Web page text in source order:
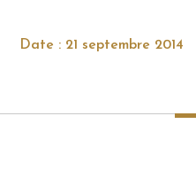
Date : 21 septembre 2014